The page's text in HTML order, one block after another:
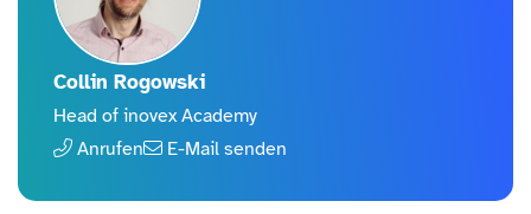
Collin Rogowski
Head of inovex Academy
Anrufen
E-Mail senden